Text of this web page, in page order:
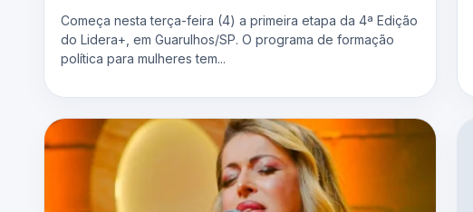
Começa nesta terça-feira (4) a primeira etapa da 4ª Edição
do Lidera+, em Guarulhos/SP. O programa de formação
política para mulheres tem...